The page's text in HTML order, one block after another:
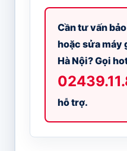
Cần tư vấn
hoặc sửa máy
Hà Nội? Gọi
hỗ trợ.